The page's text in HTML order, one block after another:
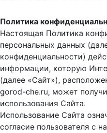
Политика
Настоящая Политика
персональных данных
конфиденциальности)
информации, которую
(далее «Сайт»),
gorod-che.ru, может
использования Cайта.
Использование Сайта
согласие пользователя с